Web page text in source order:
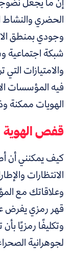
الحضري والنشاط
وجودي بمنطق
شبكة اجتماعية
والامتيازات
فيه المؤسسات
الهويات ممكنة
قفص الهوية
كيف يمكنني أن
الانتظارات
وعلاقاتك مع
قهر رمزي يفرض
وتكليفًا رمزيًا
لجوهرانية